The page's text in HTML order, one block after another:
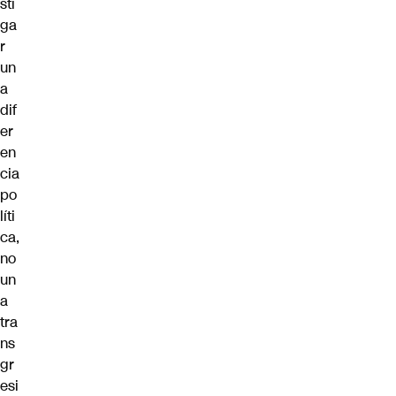
ga
r
un
a
dif
er
en
cia
po
líti
ca,
no
un
a
tra
ns
gr
esi